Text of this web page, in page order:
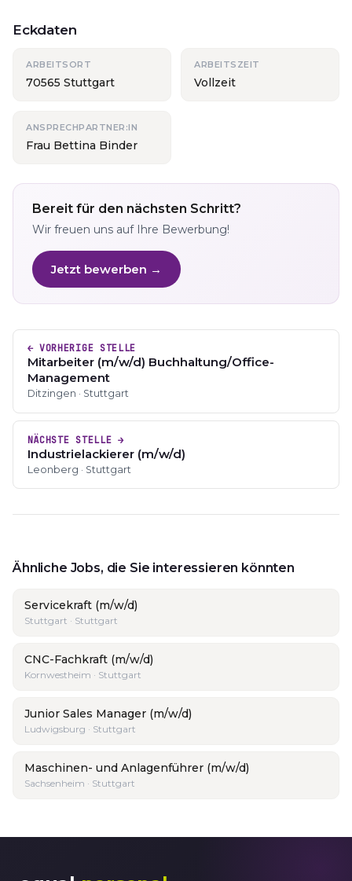
Eckdaten
ARBEITSORT
70565 Stuttgart
ARBEITSZEIT
Vollzeit
ANSPRECHPARTNER:IN
Frau Bettina Binder
Bereit für den nächsten Schritt?
Wir freuen uns auf Ihre Bewerbung!
Jetzt bewerben →
← VORHERIGE STELLE
Mitarbeiter (m/w/d) Buchhaltung/Office-
Management
Ditzingen · Stuttgart
NÄCHSTE STELLE →
Industrielackierer (m/w/d)
Leonberg · Stuttgart
Ähnliche Jobs, die Sie interessieren könnten
Servicekraft (m/w/d)
Stuttgart · Stuttgart
CNC-Fachkraft (m/w/d)
Kornwestheim · Stuttgart
Junior Sales Manager (m/w/d)
Ludwigsburg · Stuttgart
Maschinen- und Anlagenführer (m/w/d)
Sachsenheim · Stuttgart